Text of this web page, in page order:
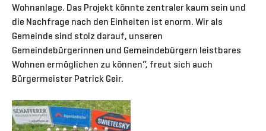
Wohnanlage. Das Projekt könnte zentraler kaum sein und
die Nachfrage nach den Einheiten ist enorm. Wir als
Gemeinde sind stolz darauf, unseren
Gemeindebürgerinnen und Gemeindebürgern leistbares
Wohnen ermöglichen zu können“, freut sich auch
Bürgermeister Patrick Geir.